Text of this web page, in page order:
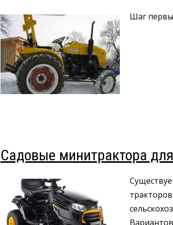
Шаг
Садовые минитрактора